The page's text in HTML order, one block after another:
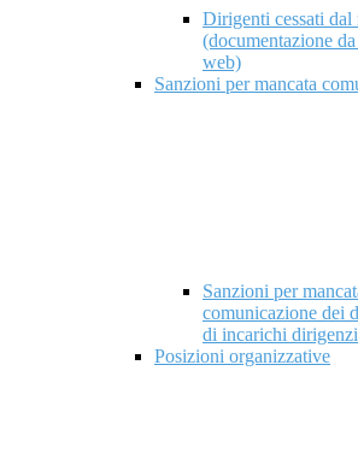
Dirigenti cessati
(documentazione
web)
Sanzioni per mancata
Sanzioni per
comunicazione dei
di incarichi
Posizioni organizzative